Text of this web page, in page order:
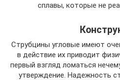
сплавы, которые не
Струбцины угловые имеют
в действие их приводит
первый взгляд ломаться
утверждение. Надежность